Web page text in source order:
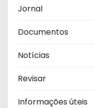
Jornal
Documentos
Notícias
Revisar
Informações úteis